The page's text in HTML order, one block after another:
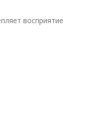
восприятие